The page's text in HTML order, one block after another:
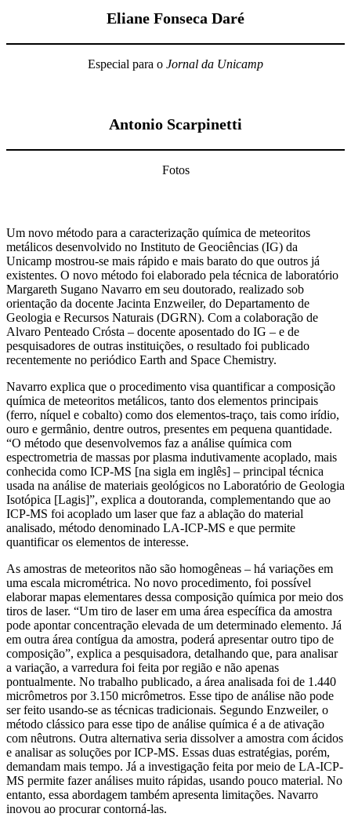
Eliane Fonseca Daré
Especial para o Jornal da Unicamp
Antonio Scarpinetti
Fotos
Um novo método para a caracterização química de meteoritos
metálicos desenvolvido no Instituto de Geociências (IG) da
Unicamp mostrou-se mais rápido e mais barato do que outros já
existentes. O novo método foi elaborado pela técnica de laboratório
Margareth Sugano Navarro em seu doutorado, realizado sob
orientação da docente Jacinta Enzweiler, do Departamento de
Geologia e Recursos Naturais (DGRN). Com a colaboração de
Alvaro Penteado Crósta – docente aposentado do IG – e de
pesquisadores de outras instituições, o resultado foi publicado
recentemente no periódico Earth and Space Chemistry.
Navarro explica que o procedimento visa quantificar a composição
química de meteoritos metálicos, tanto dos elementos principais
(ferro, níquel e cobalto) como dos elementos-traço, tais como irídio,
ouro e germânio, dentre outros, presentes em pequena quantidade.
“O método que desenvolvemos faz a análise química com
espectrometria de massas por plasma indutivamente acoplado, mais
conhecida como ICP-MS [na sigla em inglês] – principal técnica
usada na análise de materiais geológicos no Laboratório de Geologia
Isotópica [Lagis]”, explica a doutoranda, complementando que ao
ICP-MS foi acoplado um laser que faz a ablação do material
analisado, método denominado LA-ICP-MS e que permite
quantificar os elementos de interesse.
As amostras de meteoritos não são homogêneas – há variações em
uma escala micrométrica. No novo procedimento, foi possível
elaborar mapas elementares dessa composição química por meio dos
tiros de laser. “Um tiro de laser em uma área específica da amostra
pode apontar concentração elevada de um determinado elemento. Já
em outra área contígua da amostra, poderá apresentar outro tipo de
composição”, explica a pesquisadora, detalhando que, para analisar
a variação, a varredura foi feita por região e não apenas
pontualmente. No trabalho publicado, a área analisada foi de 1.440
micrômetros por 3.150 micrômetros. Esse tipo de análise não pode
ser feito usando-se as técnicas tradicionais. Segundo Enzweiler, o
método clássico para esse tipo de análise química é a de ativação
com nêutrons. Outra alternativa seria dissolver a amostra com ácidos
e analisar as soluções por ICP-MS. Essas duas estratégias, porém,
demandam mais tempo. Já a investigação feita por meio de LA-ICP-
MS permite fazer análises muito rápidas, usando pouco material. No
entanto, essa abordagem também apresenta limitações. Navarro
inovou ao procurar contorná-las.